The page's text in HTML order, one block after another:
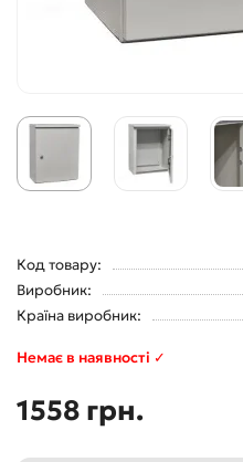
Код товару:
Виробник:
Країна виробник:
Немає в наявності ✓
1558 грн.